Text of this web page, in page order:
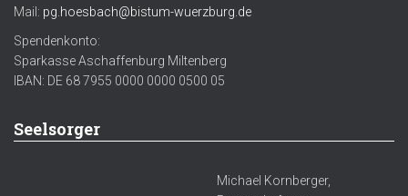
Mail: pg.hoesbach@bistum-wuerzburg.de
Spendenkonto:
Sparkasse Aschaffenburg Miltenberg
IBAN: DE 68 7955 0000 0000 0500 05
Seelsorger
Michael Kornberger,